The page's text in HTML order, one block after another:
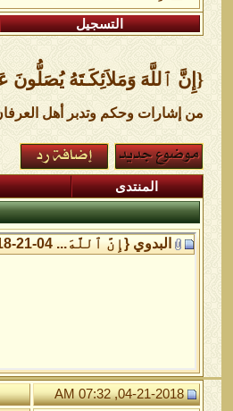
التسجيل
{إِنَّ ٱللَّهَ وَمَلاَئِكَـتَهُ يُصَلُّونَ
من إشارات وحكم وتدبر أهل
المنتدى
البدوي {إِنَّ ٱللَّهَ...04-21-2018,
04-21-2018, 07:32 AM